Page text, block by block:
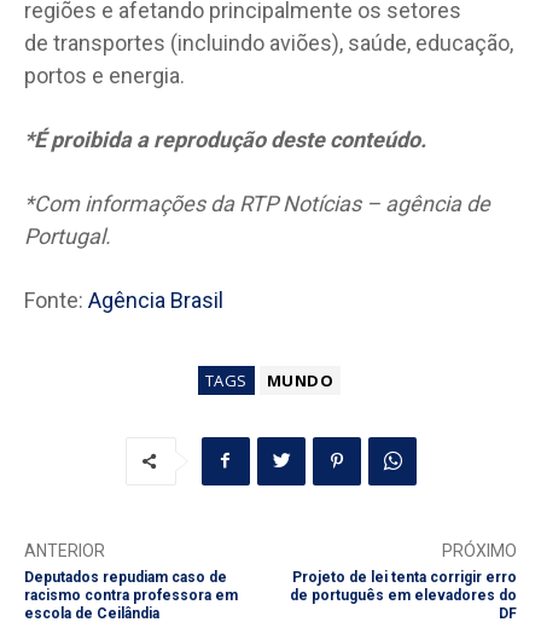
regiões e afetando principalmente os setores
de transportes (incluindo aviões), saúde, educação,
portos e energia.
*É proibida a reprodução deste conteúdo.
*Com informações da RTP Notícias – agência de
Portugal.
Fonte: Agência Brasil
TAGS MUNDO
ANTERIOR
Deputados repudiam caso de
racismo contra professora em
escola de Ceilândia
PRÓXIMO
Projeto de lei tenta corrigir erro
de português em elevadores do
DF